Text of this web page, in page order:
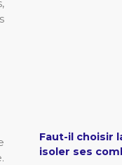
Faut-il choisir
isoler ses